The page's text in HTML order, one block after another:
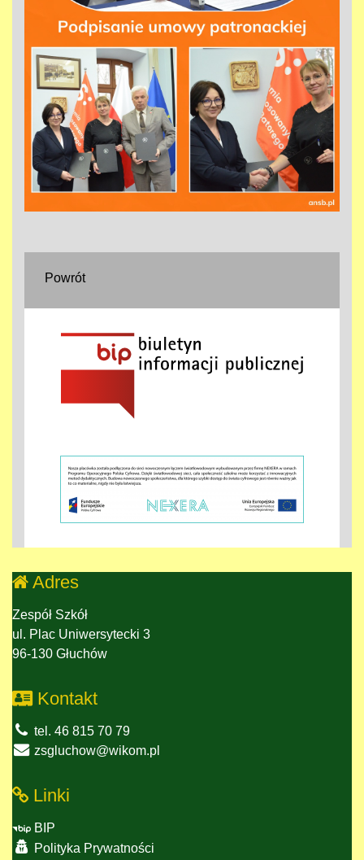
Powrót
Adres
Zespół Szkół
ul. Plac Uniwersytecki 3
96-130 Głuchów
Kontakt
tel. 46 815 70 79
zsgluchow@wikom.pl
Linki
BIP
Polityka Prywatności